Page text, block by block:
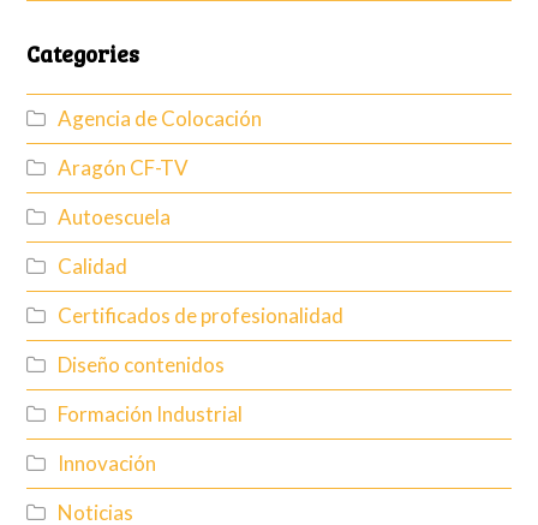
Categories
Agencia de Colocación
Aragón CF-TV
Autoescuela
Calidad
Certificados de profesionalidad
Diseño contenidos
Formación Industrial
Innovación
Noticias